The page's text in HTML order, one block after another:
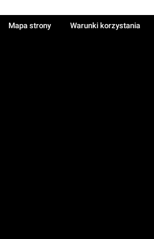
Mapa strony Warunki korzystania